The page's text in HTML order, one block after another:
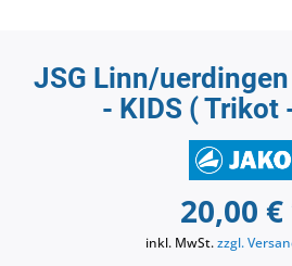
JSG Linn/
- KIDS ( Trikot
20,00
inkl. MwSt.zzgl.